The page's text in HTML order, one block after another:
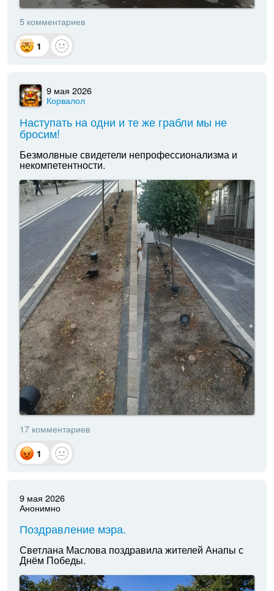
5 комментариев
1
9 мая 2026
Корвалол
Наступать на одни и те же грабли мы не
бросим!
Безмолвные свидетели непрофессионализма и
некомпетентности.
17 комментариев
1
9 мая 2026
Анонимно
Поздравление мэра.
Светлана Маслова поздравила жителей Анапы с
Днём Победы.